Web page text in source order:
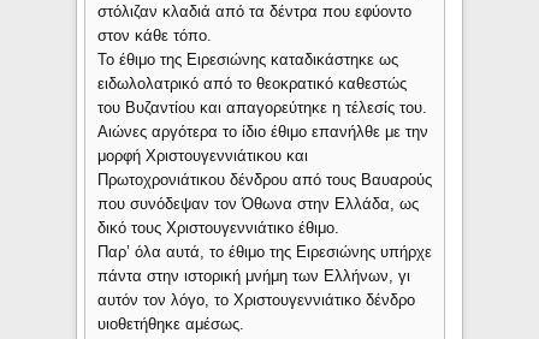
στόλιζαν κλαδιά από τα δέντρα που εφύοντο
στον κάθε τόπο.
Το έθιμο της Ειρεσιώνης καταδικάστηκε ως
ειδωλολατρικό από το θεοκρατικό καθεστώς
του Βυζαντίου και απαγορεύτηκε η τέλεσίς του.
Αιώνες αργότερα το ίδιο έθιμο επανήλθε με την
μορφή Χριστουγεννιάτικου και
Πρωτοχρονιάτικου δένδρου από τους Βαυαρούς
που συνόδεψαν τον Όθωνα στην Ελλάδα, ως
δικό τους Χριστουγεννιάτικο έθιμο.
Παρ’ όλα αυτά, το έθιμο της Ειρεσιώνης υπήρχε
πάντα στην ιστορική μνήμη των Ελλήνων, γι
αυτόν τον λόγο, το Χριστουγεννιάτικο δένδρο
υιοθετήθηκε αμέσως.